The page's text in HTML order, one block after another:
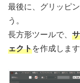
最後に、グリッピ
う。
長方形ツールで、
ェクトを作成します